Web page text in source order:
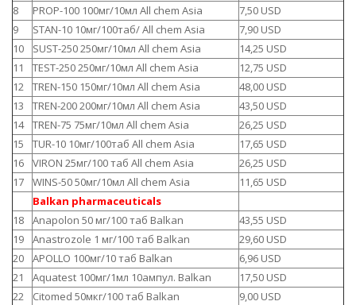
8
PROP-100 100мг/10мл All chem Asia
7,50 USD
9
STAN-10 10мг/100таб/ All chem Asia
7,90 USD
10
SUST-250 250мг/10мл All chem Asia
14,25 USD
11
TEST-250 250мг/10мл All chem Asia
12,75 USD
12
TREN-150 150мг/10мл All chem Asia
48,00 USD
13
TREN-200 200мг/10мл All chem Asia
43,50 USD
14
TREN-75 75мг/10мл All chem Asia
26,25 USD
15
TUR-10 10мг/100таб All chem Asia
17,65 USD
16
VIRON 25мг/100 таб All chem Asia
26,25 USD
17
WINS-50 50мг/10мл All chem Asia
11,65 USD
Balkan pharmaceuticals
18
Anapolon 50 мг/100 таб Balkan
43,55 USD
19
Anastrozole 1 мг/100 таб Balkan
29,60 USD
20
APOLLO 100мг/10 таб Balkan
6,96 USD
21
Aquatest 100мг/1мл 10ампул. Balkan
17,50 USD
22
Citomed 50мкг/100 таб Balkan
9,00 USD